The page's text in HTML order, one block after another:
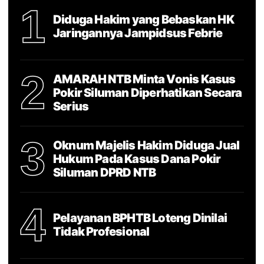
1
Diduga Hakim yang Bebaskan HK
Jaringannya Jampidsus Febrie
2
AMARAH NTB Minta Vonis Kasus
Pokir Siluman Diperhatikan Secara
Serius
3
Oknum Majelis Hakim Diduga Jual
Hukum Pada Kasus Dana Pokir
Siluman DPRD NTB
4
Pelayanan BPHTB Loteng Dinilai
Tidak Profesional